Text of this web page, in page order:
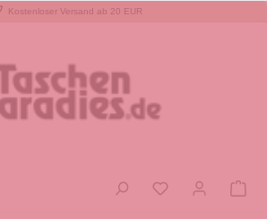
Kostenloser Versand ab 20 EUR